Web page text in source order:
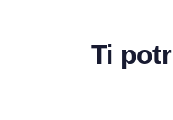
Ti